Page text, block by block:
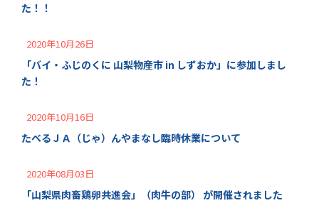
た！！
2020年10月26日
「バイ・ふじのくに 山梨物産市 in しずおか」に参加しまし
た！
2020年10月16日
たべるＪＡ（じゃ）んやまなし臨時休業について
2020年08月03日
「山梨県肉畜鶏卵共進会」（肉牛の部） が開催されました